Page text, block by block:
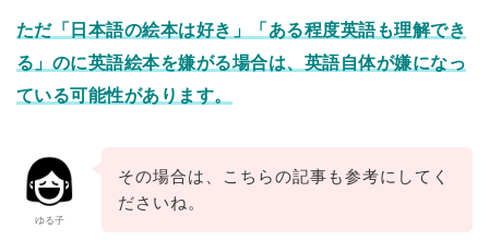
ただ「日本語の絵本は好き」「ある程度英語も理解でき
る」のに英語絵本を嫌がる場合は、英語自体が嫌になっ
ている可能性があります。
ゆる子
その場合は、こちらの記事も参考にしてく
ださいね。